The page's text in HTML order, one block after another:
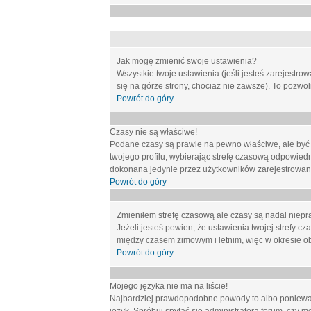
Jak mogę zmienić swoje ustawienia?
Wszystkie twoje ustawienia (jeśli jesteś
się na górze strony, chociaż nie zawsze). To
Powrót do góry
Czasy nie są właściwe!
Podane czasy są prawie na pewno właściwe, ale
twojego profilu, wybierając strefę czasową
dokonana jedynie przez użytkowników
Powrót do góry
Zmieniłem strefę czasową ale czasy są nadal
Jeżeli jesteś pewien, że ustawienia twojej strefy
między czasem zimowym i letnim, więc w okresie
Powrót do góry
Mojego języka nie ma na liście!
Najbardziej prawdopodobne powody to albo